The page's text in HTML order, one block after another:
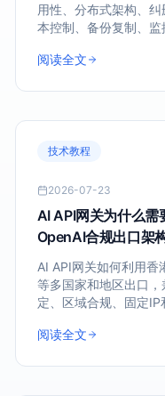
用性、分布式架构、
本控制、备份复制、
阅读全文
技术教程
2026-07-23
AI API网关为什么需
OpenAI合规出口架
AI API网关如何利用香
等多国家和地区出口
定、区域合规、固定IP
阅读全文
电
QQ